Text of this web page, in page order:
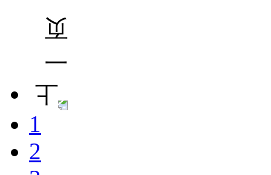
1
2